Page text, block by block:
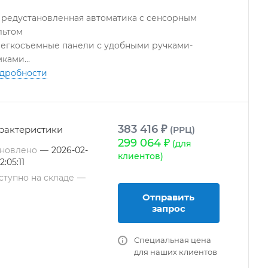
автоматика с сенсорным
панели с удобными ручками-
тепло- и шумоизоляционные
ЕС технологий и роторной
электрические РТС нагреватели
обслуживание и замена элементов
года гарантии с возможностью расширения до 5
— 2026-02-
на складе —
383 416 ₽ (РРЦ)
299 064 ₽(для
клиентов)
Отправить
запрос
Специальная цена
для наших клиентов